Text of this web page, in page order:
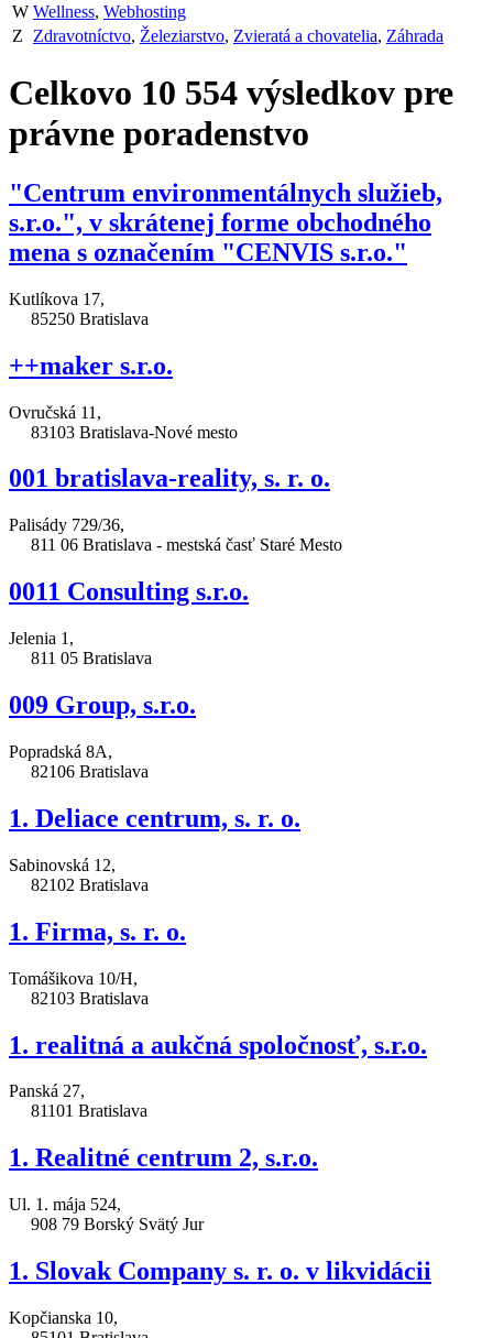
W Wellness, Webhosting
Z
Zdravotníctvo, Železiarstvo, Zvieratá a chovatelia, Záhrada
Celkovo 10 554 výsledkov pre
právne poradenstvo
"Centrum environmentálnych služieb,
s.r.o.", v skrátenej forme obchodného
mena s označením "CENVIS s.r.o."
Kutlíkova 17,
85250 Bratislava
++maker s.r.o.
Ovručská 11,
83103 Bratislava-Nové mesto
001 bratislava-reality, s. r. o.
Palisády 729/36,
811 06 Bratislava - mestská časť Staré Mesto
0011 Consulting s.r.o.
Jelenia 1,
811 05 Bratislava
009 Group, s.r.o.
Popradská 8A,
82106 Bratislava
1. Deliace centrum, s. r. o.
Sabinovská 12,
82102 Bratislava
1. Firma, s. r. o.
Tomášikova 10/H,
82103 Bratislava
1. realitná a aukčná spoločnosť, s.r.o.
Panská 27,
81101 Bratislava
1. Realitné centrum 2, s.r.o.
Ul. 1. mája 524,
908 79 Borský Svätý Jur
1. Slovak Company s. r. o. v likvidácii
Kopčianska 10,